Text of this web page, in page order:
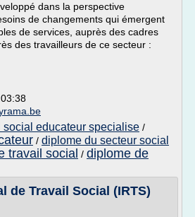
dans la perspective
de changements qui émergent
de services, auprès des cadres
des travailleurs de ce secteur :
social educateur specialise /
/ diplome du secteur social
travail social / diplome de
de Travail Social (IRTS)